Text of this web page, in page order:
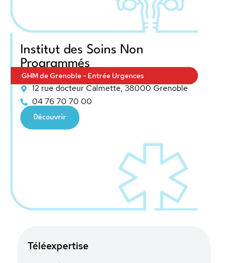
Institut des Soins Non
Programmés
GHM de Grenoble - Entrée Urgences
12 rue docteur Calmette, 38000 Grenoble
04 76 70 70 00
Découvrir
Téléexpertise